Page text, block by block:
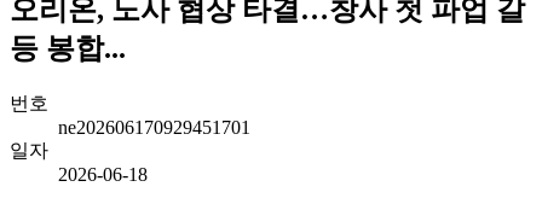
오리온, 노사 협상 타결…창사 첫 파업 갈
등 봉합...
번호
ne202606170929451701
일자
2026-06-18